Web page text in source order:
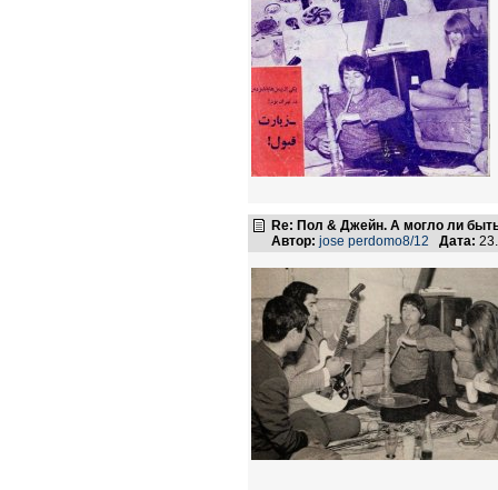
Re: Пол & Джейн. А могло ли
Автор: jose perdomo8/12 Дата: